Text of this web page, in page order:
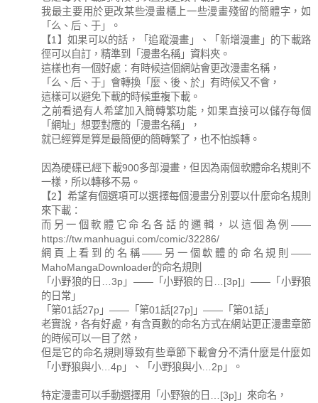
我最主要用於更改某些漫畫櫃上一些漫畫殘留的簡體字，如
「么、后、于」。
【1】如果可以的話，「追蹤漫畫」、「新增漫畫」的下載路
徑可以自訂，精準到「漫畫名稱」資料夾。
這樣也有一個好處：有時候這個網站會更改漫畫名稱，
「么、后、于」會轉換「麼、後、於」有時候又不會，
這樣可以避免下載的時候重複下載。
之前看過有人希望加入簡轉繁功能，如果直接可以儲存每個
「網址」想要對應的「漫畫名稱」，
就已經算是算是最簡便的簡轉繁了，也不怕誤轉。
因為硬碟已經下載900多部漫畫，但因為兩個軟體命名規則不
一樣，所以轉移不易。
【2】希望有個選項可以選擇每個漫畫分別要以什麼命名規則
來下載：
而另一個軟體它命名各話的邏輯，以這個為例——
https://tw.manhuagui.com/comic/32286/
網頁上看到的名稱——另一個軟體的命名規則——
MahoMangaDownloader的命名規則
「小野狼的日…3p」——「小野狼的日…[3p]」——「小野狼
的日常」
「第01話27p」——「第01話[27p]」——「第01話」
老實說，各有好處，有含頁數的命名方式在網站更正漫畫章節
的時候可以一目了然，
但是它的命名規則導致有些章節下載會分不清什麼是什麼如
「小野狼與小…4p」、「小野狼與小…2p」。
特定漫畫可以手動選擇用「小野狼的日…[3p]」來命名，